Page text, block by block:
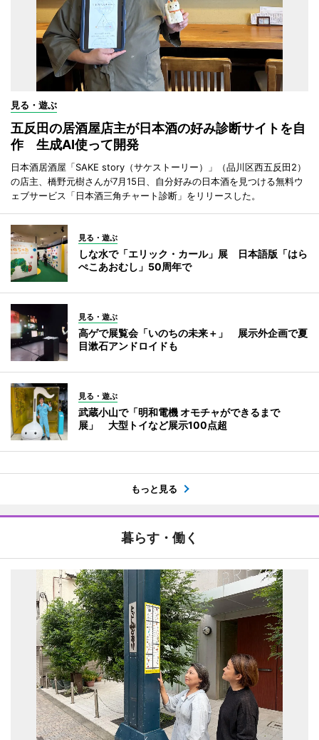
見る・遊ぶ
五反田の居酒屋店主が日本酒の好み診断サイトを自
作 生成AI使って開発
日本酒居酒屋「SAKE story（サケストーリー）」（品川区西五反田2）
の店主、橋野元樹さんが7月15日、自分好みの日本酒を見つける無料ウ
ェブサービス「日本酒三角チャート診断」をリリースした。
見る・遊ぶ
しな水で「エリック・カール」展 日本語版「はら
ぺこあおむし」50周年で
見る・遊ぶ
高ゲで展覧会「いのちの未来＋」 展示外企画で夏
目漱石アンドロイドも
見る・遊ぶ
武蔵小山で「明和電機 オモチャができるまで
展」 大型トイなど展示100点超
もっと見る
暮らす・働く